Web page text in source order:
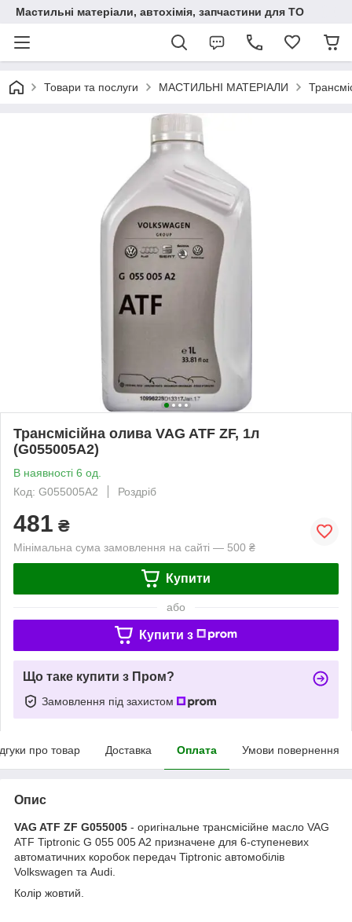
Мастильні матеріали, автохімія, запчастини для ТО
Товари та послуги МАСТИЛЬНІ МАТЕРІАЛИ
Трансмісійна олива VAG ATF ZF, 1л
(G055005A2)
В наявності 6 од.
Код: G055005A2
Роздріб
481 ₴
Мінімальна сума замовлення на сайті — 500 ₴
Купити
або
Купити з
Що таке купити з Пром?
Замовлення під захистом
про товар Доставка Оплата Умови повернення
Опис
VAG ATF ZF G055005 - оригінальне трансмісійне масло VAG
ATF Tiptronic G 055 005 A2 призначене для 6-ступеневих
автоматичних коробок передач Tiptronic автомобілів
Volkswagen та Audi.
Колір жовтий.